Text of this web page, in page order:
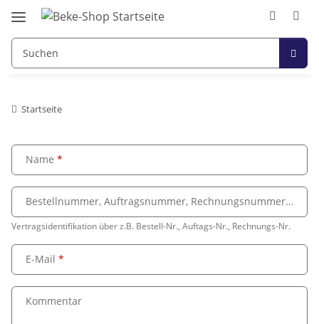
Startseite
Name
Vertragsidentifikation über z.B. Bestell-Nr., Auftags-Nr., Rechnungs-Nr.
Bestellnummer, Auftragsnummer, Rechnungsnummer
E-Mail
Kommentar